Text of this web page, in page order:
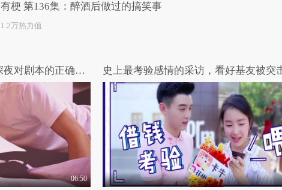
有梗 第136集：醉酒后做过的搞笑事
1.2万热力值
女王驾到第二季 第3期：深夜对剧本的正确姿势
06:50